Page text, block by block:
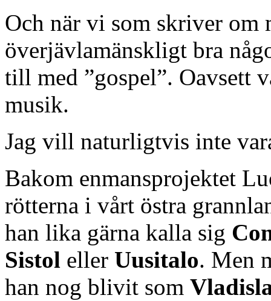
Och när vi som skriver om
överjävlamänskligt bra
till med ”gospel”. Oavsett
musik.
Jag vill naturligtvis inte
Bakom enmansprojektet
rötterna i vårt östra
han lika gärna kalla sig
Sistol eller Uusitalo. Men
han nog blivit som